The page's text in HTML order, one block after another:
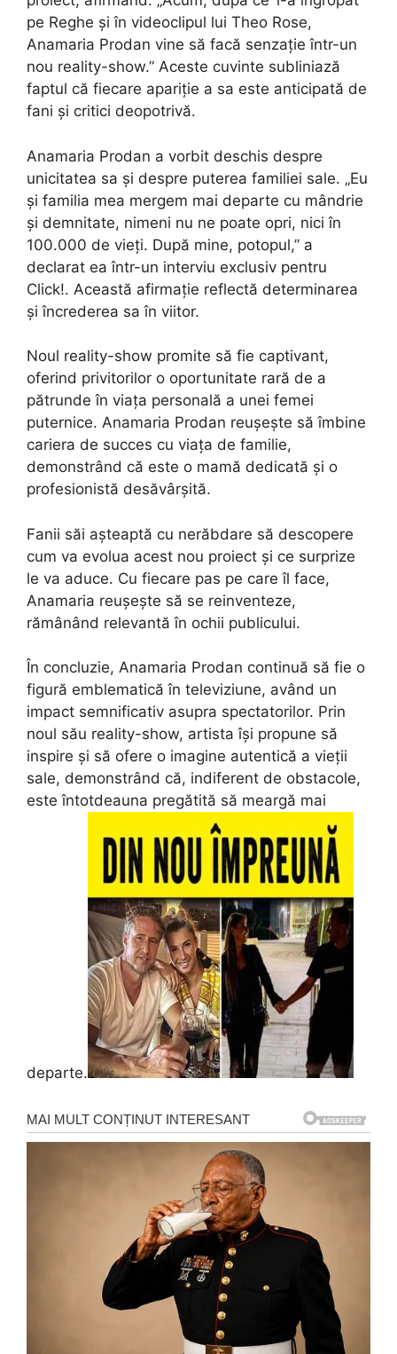
pe Reghe și în videoclipul lui Theo Rose,
Anamaria Prodan vine să facă senzație într-un
nou reality-show.” Aceste cuvinte subliniază
faptul că fiecare apariție a sa este anticipată de
fani și critici deopotrivă.
Anamaria Prodan a vorbit deschis despre
unicitatea sa și despre puterea familiei sale. „Eu
și familia mea mergem mai departe cu mândrie
și demnitate, nimeni nu ne poate opri, nici în
100.000 de vieți. După mine, potopul,” a
declarat ea într-un interviu exclusiv pentru
Click!. Această afirmație reflectă determinarea
și încrederea sa în viitor.
Noul reality-show promite să fie captivant,
oferind privitorilor o oportunitate rară de a
pătrunde în viața personală a unei femei
puternice. Anamaria Prodan reușește să îmbine
cariera de succes cu viața de familie,
demonstrând că este o mamă dedicată și o
profesionistă desăvârșită.
Fanii săi așteaptă cu nerăbdare să descopere
cum va evolua acest nou proiect și ce surprize
le va aduce. Cu fiecare pas pe care îl face,
Anamaria reușește să se reinventeze,
rămânând relevantă în ochii publicului.
În concluzie, Anamaria Prodan continuă să fie o
figură emblematică în televiziune, având un
impact semnificativ asupra spectatorilor. Prin
noul său reality-show, artista își propune să
inspire și să ofere o imagine autentică a vieții
sale, demonstrând că, indiferent de obstacole,
este întotdeauna pregătită să meargă mai
departe.